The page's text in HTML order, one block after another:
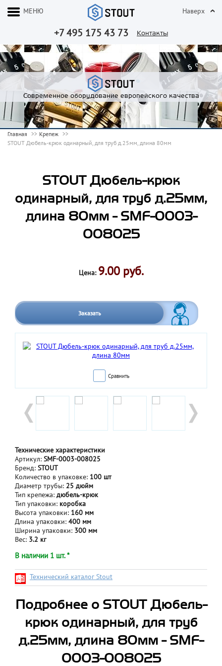
+7 495 175 43 73 Контакты
МЕНЮ Наверх
Современное оборудование европейского качества
Главная
Крепеж
STOUT Дюбель-крюк одинарный, для труб д.25мм, длина 80мм
STOUT Дюбель-крюк
одинарный, для труб д.25мм,
длина 80мм - SMF-0003-
008025
Цена: 9.00 руб.
Заказать
Сравнить
Технические характеристики
Артикул: SMF-0003-008025
Бренд: STOUT
Количество в упаковке: 100 шт
Диаметр трубы: 25 дюйм
Тип крепежа: дюбель-крюк
Тип упаковки: коробка
Высота упаковки: 160 мм
Длина упаковки: 400 мм
Ширина упаковки: 300 мм
Вес: 3.2 кг
В наличии 1 шт. *
Технический каталог Stout
Подробнее о STOUT Дюбель-
крюк одинарный, для труб
д.25мм, длина 80мм - SMF-
0003-008025